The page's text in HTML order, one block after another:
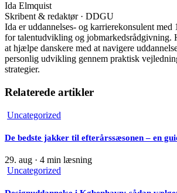
Ida Elmquist
Skribent & redaktør · DDGU
Ida er uddannelses- og karrierekonsulent med
for talentudvikling og jobmarkedsrådgivning.
at hjælpe danskere med at navigere
personlig udvikling gennem praktisk
strategier.
Relaterede artikler
Uncategorized
De bedste jakker til efterårssæsonen – en
29. aug · 4 min læsning
Uncategorized